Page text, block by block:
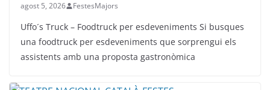
agost 5, 2026 FestesMajors
Uffo´s Truck – Foodtruck per esdeveniments Si busques
una foodtruck per esdeveniments que sorprengui els
assistents amb una proposta gastronòmica